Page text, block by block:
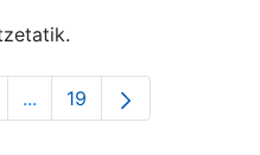
...Intermediate Pages Use
Orrialdea
19